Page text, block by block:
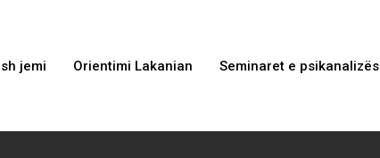
jemi Orientimi Lakanian Seminaret e psikanalizës